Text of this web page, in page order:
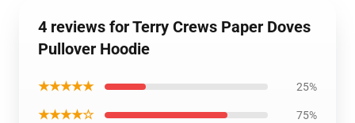
4 reviews for Terry Crews Paper Doves
Pullover Hoodie
★★★★★ 25%
★★★★☆ 75%